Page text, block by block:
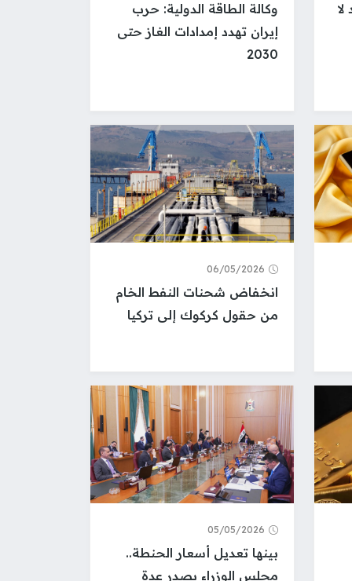
وكالة الطاقة الدولية: حرب
إيران تهدد إمدادات الغاز حتى
2030
06/05/2026
انخفاض شحنات النفط الخام
من حقول كركوك إلى تركيا
05/05/2026
بينها تعديل أسعار الحنطة..
مجلس الوزراء يصدر عدة